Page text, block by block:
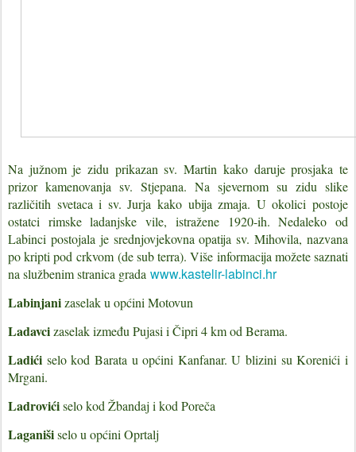
Na južnom je zidu prikazan sv. Martin kako daruje prosjaka te
prizor kamenovanja sv. Stjepana. Na sjevernom su zidu slike
različitih svetaca i sv. Jurja kako ubija zmaja. U okolici postoje
ostatci rimske ladanjske vile, istražene 1920-ih. Nedaleko od
Labinci postojala je srednjovjekovna opatija sv. Mihovila, nazvana
po kripti pod crkvom (de sub terra). Više informacija možete saznati
na službenim stranica grada www.kastelir-labinci.hr
Labinjanizaselak u općini Motovun
Ladavcizaselak između Pujasi i Čipri 4 km od Berama.
Ladići selo kod Barata u općini Kanfanar. U blizini su Korenići i
Mrgani.
Ladrovićiselo kod Žbandaj i kod Poreča
Laganišiselo u općini Oprtalj